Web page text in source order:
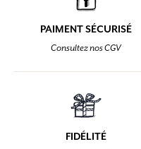
PAIMENT SÉCURISÉ
Consultez nos CGV
FIDÉLITÉ